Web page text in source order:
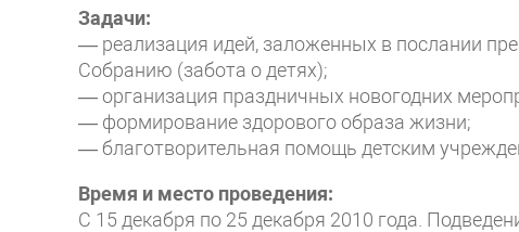
Задачи:
— реализация идей, заложенных в послании
Собранию (забота о детях);
— организация праздничных новогодних
— формирование здорового образа жизни;
— благотворительная помощь детским
Время и место проведения:
С 15 декабря по 25 декабря 2010 года.